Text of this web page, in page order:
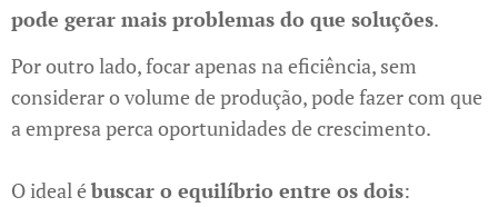
pode gerar mais problemas do que soluções.
Por outro lado, focar apenas na eficiência, sem
considerar o volume de produção, pode fazer com que
a empresa perca oportunidades de crescimento.
O ideal ébuscar o equilíbrio entre os dois: